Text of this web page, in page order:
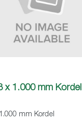
x 1.000 mm Kordel
mm Kordel